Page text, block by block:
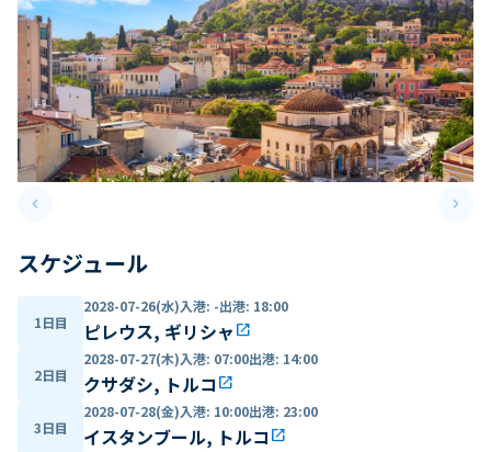
keyboard_arrow_leftPrevious slide keyboard_arrow_right
スケジュール
1日目
2028-07-26(水)入港: -出港: 18:00
ピレウス, ギリシャ open_in_new
2日目
2028-07-27(木)入港: 07:00出港: 14:00
クサダシ, トルコ open_in_new
3日目
2028-07-28(金)入港: 10:00出港: 23:00
イスタンブール, トルコ open_in_new